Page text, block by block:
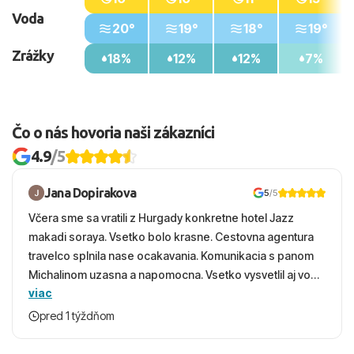
Voda
Zrážky
20°
18%
19°
12%
18°
12%
19°
7%
Čo o nás hovoria naši zákazníci
4.9/5
Jana Dopirakova 5/5
Včera sme sa vratili z Hurgady konkretne hotel Jazz
makadi soraya. Vsetko bolo krasne. Cestovna agentura
travelco splnila nase ocakavania. Komunikacia s panom
Michalinom uzasna a napomocna. Vsetko vysvetlil aj vo
vecernych hodinach zaco sa ospravedlnujem. Hotel
krasny, cisty. Sluzby top. Strava, prostredie, more,
viac
pred 1 týždňom